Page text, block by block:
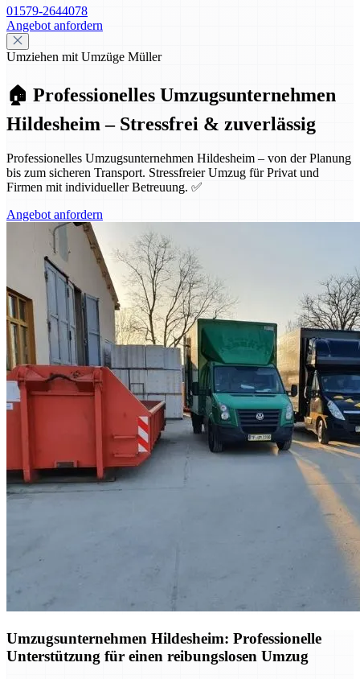
01579-2644078
Angebot anfordern
Umziehen mit Umzüge Müller
🏠 Professionelles Umzugsunternehmen
Hildesheim – Stressfrei & zuverlässig
Professionelles Umzugsunternehmen Hildesheim – von der Planung
bis zum sicheren Transport. Stressfreier Umzug für Privat und
Firmen mit individueller Betreuung. ✅
Angebot anfordern
Umzugsunternehmen Hildesheim: Professionelle
Unterstützung für einen reibungslosen Umzug